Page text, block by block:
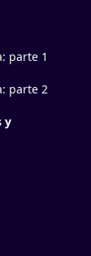
parte 1
parte 2
y